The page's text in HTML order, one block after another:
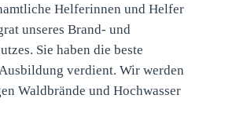
Helferinnen und Helfer
unseres Brand- und
Sie haben die beste
verdient. Wir werden
Waldbrände und Hochwasser